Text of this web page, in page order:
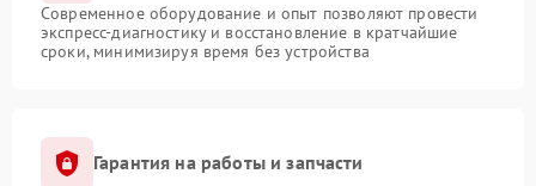
Современное оборудование и опыт позволяют провести
экспресс-диагностику и восстановление в кратчайшие
сроки, минимизируя время без устройства
Гарантия на работы и запчасти